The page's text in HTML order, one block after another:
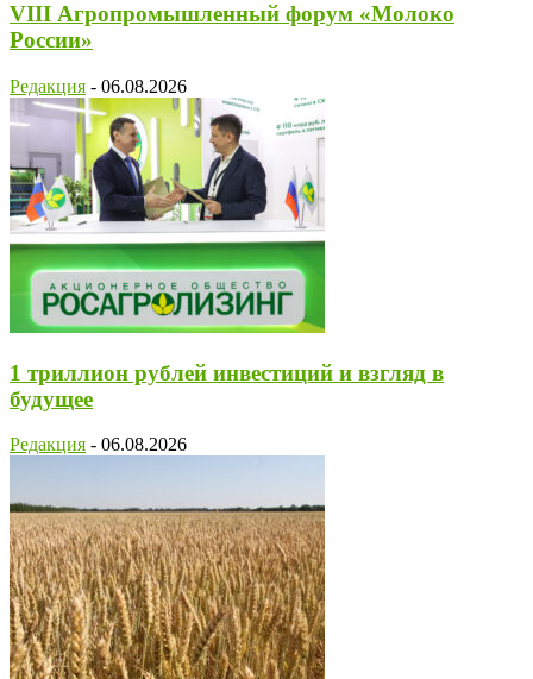
VIII Агропромышленный форум «Молоко
России»
Редакция - 06.08.2026
1 триллион рублей инвестиций и взгляд в
будущее
Редакция - 06.08.2026